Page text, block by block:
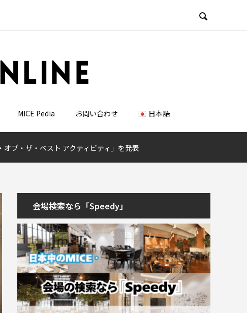

MICE Pedia お問い合わせ 日本語
ブ・ザ・ベスト アクティビティ」を発表
会場検索なら「Speedy」